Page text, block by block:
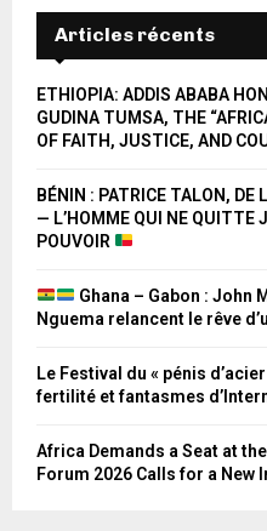
Articles récents
ETHIOPIA: ADDIS ABABA
GUDINA TUMSA, THE
OF FAITH, JUSTICE, AND
BÉNIN : PATRICE TALON, DE
— L’HOMME QUI NE QUITTE
POUVOIR
Ghana – Gabon : John
Nguema relancent le rêve
Le Festival du « pénis
fertilité et fantasmes
Africa Demands a Seat at
Forum 2026 Calls for a New